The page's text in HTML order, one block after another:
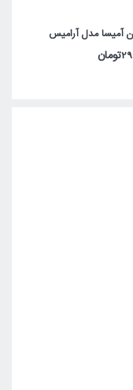
آمیسا مدل آرامیس